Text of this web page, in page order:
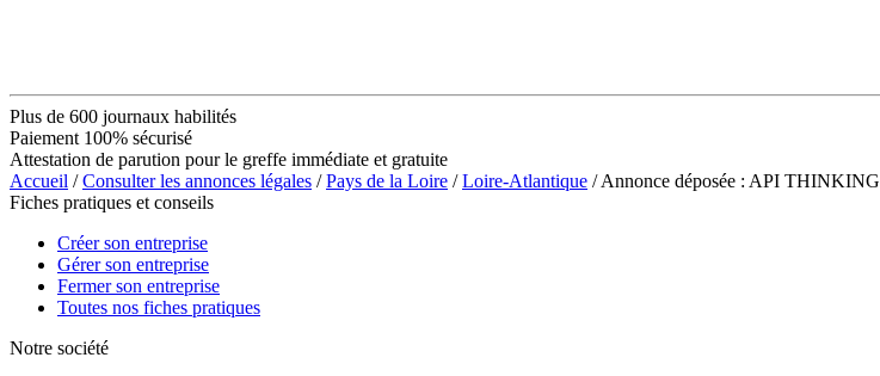
Plus de 600 journaux habilités
Paiement 100% sécurisé
Attestation de parution pour le greffe immédiate et gratuite
Accueil /Consulter les annonces légales /Pays de la Loire /Loire-Atlantique / Annonce déposée : API THINKING
Fiches pratiques et conseils
Créer son entreprise
Gérer son entreprise
Fermer son entreprise
Toutes nos fiches pratiques
Notre société